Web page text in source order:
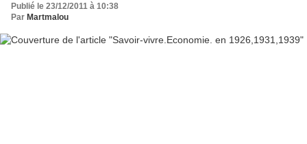
Publié le 23/12/2011 à 10:38
Par Martmalou